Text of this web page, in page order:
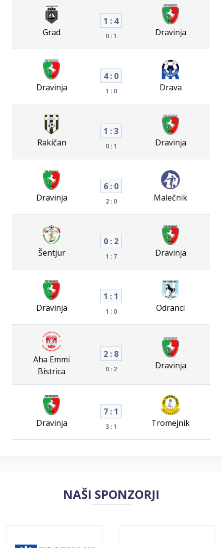
Grad
1 : 4
0 : 1 Dravinja
Dravinja
4 : 0
1 : 0 Drava
Rakičan
1 : 3
0 : 1 Dravinja
Dravinja
6 : 0
2 : 0 Malečnik
Šentjur
0 : 2
1 : 7 Dravinja
Dravinja
1 : 1
1 : 0 Odranci
Aha Emmi
Bistrica
2 : 8
0 : 2 Dravinja
Dravinja
7 : 1
3 : 1 Tromejnik
NAŠI SPONZORJI